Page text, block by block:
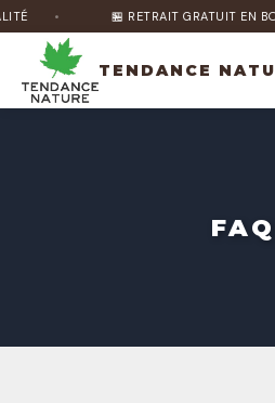
🏪 RETRAIT GRATUIT EN
TENDANCE
FAQ
Bonjour ! Je suis Nature Bot 🌿